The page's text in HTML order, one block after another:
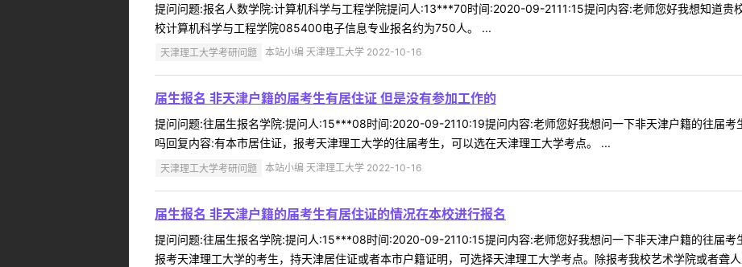
提问问题:报名人数学院:计算机科学与工程学院提问人:13***70时间:2020-09-2111:15提问内容:老师您好我想知道
校计算机科学与工程学院085400电子信息专业报名约为750人。 ...
天津理工大学考研问题 本站小编 天津理工大学 2022-10-16
届生报名 非天津户籍的届考生有居住证 但是没有参加工作的
提问问题:往届生报名学院:提问人:15***08时间:2020-09-2110:19提问内容:老师您好我想问一下非天津户籍的往届考
吗回复内容:有本市居住证，报考天津理工大学的往届考生，可以选在天津理工大学考点。 ...
天津理工大学考研问题 本站小编 天津理工大学 2022-10-16
届生报名 非天津户籍的届考生有居住证的情况在本校进行报名
提问问题:往届生报名学院:提问人:15***08时间:2020-09-2110:15提问内容:老师您好我想问一下非天津户籍的往届考
报考天津理工大学的考生，持天津居住证或者本市户籍证明，可选择天津理工大学考点。除报考我校艺术学院或者聋